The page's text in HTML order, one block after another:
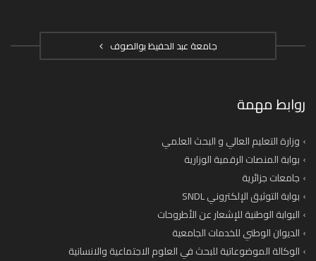
جامعة عبد الحفيظ بوالصوف
روابط مهمة
وزارة التعليم العالي و البحث العلمي
بوابة المنصات الرقمية الوزارية
جامعات جزائرية
بوابة التوثيق الإلكتروني SNDL
البوابة الوطنية للإشعار عن الأطروحات
الديوان الوطني للخدمات الجامعية
الوكالة الموضوعاتية للبحث في العلوم الاجتماعية والانسانية